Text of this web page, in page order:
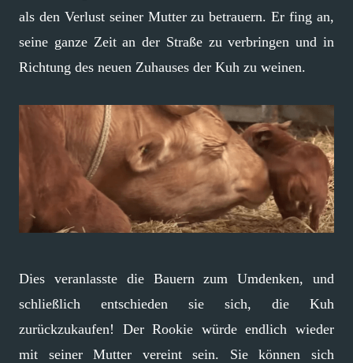
als den Verlust seiner Mutter zu betrauern. Er fing an,
seine ganze Zeit an der Straße zu verbringen und in
Richtung des neuen Zuhauses der Kuh zu weinen.
Dies veranlasste die Bauern zum Umdenken, und
schließlich entschieden sie sich, die Kuh
zurückzukaufen! Der Rookie würde endlich wieder
mit seiner Mutter vereint sein. Sie können sich